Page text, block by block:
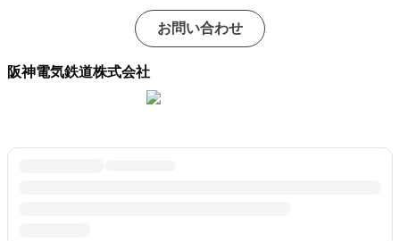
お問い合わせ
阪神電気鉄道株式会社